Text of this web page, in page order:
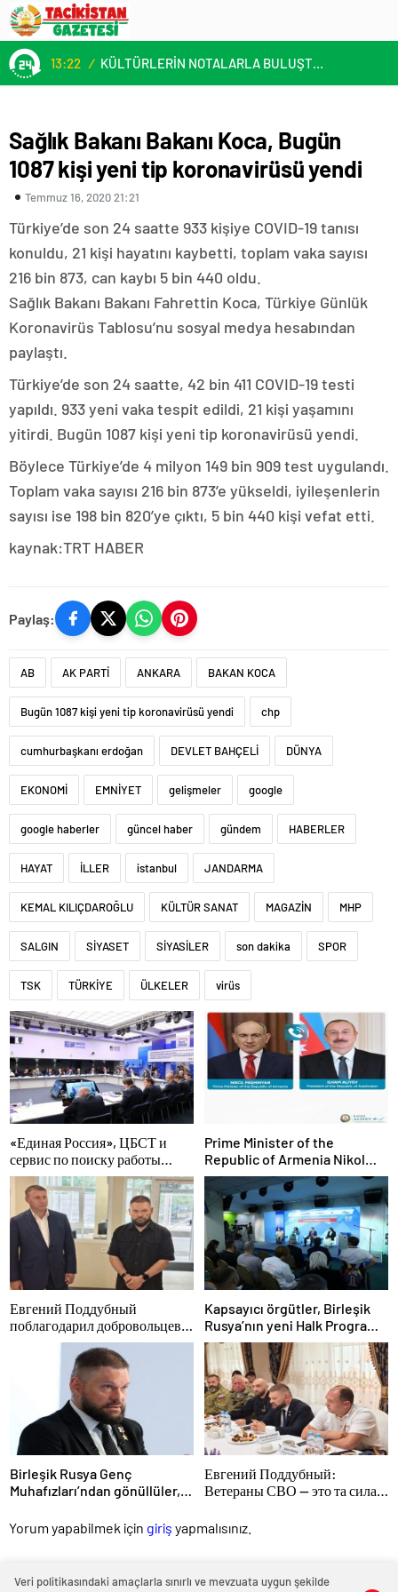
13:22 / KÜLTÜRLERİN NOTALARLA BULUŞTUĞU YER: MİMOZA’M KAFE’DE DOSTLUK RÜZGARI!
Sağlık Bakanı Bakanı Koca, Bugün
1087 kişi yeni tip koronavirüsü yendi
Temmuz 16, 2020 21:21
Türkiye’de son 24 saatte 933 kişiye COVID-19 tanısı
konuldu, 21 kişi hayatını kaybetti, toplam vaka sayısı
216 bin 873, can kaybı 5 bin 440 oldu.
Sağlık Bakanı Bakanı Fahrettin Koca, Türkiye Günlük
Koronavirüs Tablosu’nu sosyal medya hesabından
paylaştı.
Türkiye’de son 24 saatte, 42 bin 411 COVID-19 testi
yapıldı. 933 yeni vaka tespit edildi, 21 kişi yaşamını
yitirdi. Bugün 1087 kişi yeni tip koronavirüsü yendi.
Böylece Türkiye’de 4 milyon 149 bin 909 test uygulandı.
Toplam vaka sayısı 216 bin 873’e yükseldi, iyileşenlerin
sayısı ise 198 bin 820’ye çıktı, 5 bin 440 kişi vefat etti.
kaynak:TRT HABER
Paylaş:
AB AK PARTİ ANKARA BAKAN KOCA
Bugün 1087 kişi yeni tip koronavirüsü yendi chp
cumhurbaşkanı erdoğan DEVLET BAHÇELİ DÜNYA
EKONOMİ EMNİYET gelişmeler google
google haberler güncel haber gündem HABERLER
HAYAT İLLER istanbul JANDARMA
KEMAL KILIÇDAROĞLU KÜLTÜR SANAT MAGAZİN MHP
SALGIN SİYASET SİYASİLER son dakika SPOR
TSK TÜRKİYE ÜLKELER virüs
«Единая Россия», ЦБСТ и
сервис по поиску работы
SuperJob создадут первую в
России специализированную
платформу для
трудоустройства ветеранов
СВО
Prime Minister of the
Republic of Armenia Nikol
Pashinyan called President of
the Republic of Azerbaijan
Ilham Aliyev
Евгений Поддубный
поблагодарил добровольцев
Белгородской области за
мужество в спасении
пострадавших от обстрелов
Kapsayıcı örgütler, Birleşik
Rusya’nın yeni Halk Programı
için Vladislav Golovin’e
teklifler sundu
Birleşik Rusya Genç
Muhafızları’ndan gönüllüler,
söndürücüler ve jeneratörler
konusunda yardımcı olacak
Евгений Поддубный:
Ветераны СВО — это та сила,
Yorum yapabilmek için giriş yapmalısınız.
Veri politikasındaki amaçlarla sınırlı ve mevzuata uygun şekilde